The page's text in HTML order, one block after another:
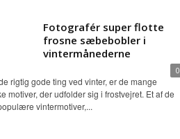
Fotografér super flotte
frosne sæbebobler i
vintermånederne
0
rigtig gode ting ved vinter, er de mange
motiver, der udfolder sig i frostvejret. Et af de
vintermotiver,...